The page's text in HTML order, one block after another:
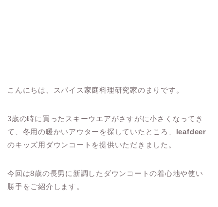
こんにちは、スパイス家庭料理研究家のまりです。
3歳の時に買ったスキーウエアがさすがに小さくなってき
て、冬用の暖かいアウターを探していたところ、 leafdeer
のキッズ用ダウンコートを提供いただきました。
今回は8歳の長男に新調したダウンコートの着心地や使い
勝手をご紹介します。